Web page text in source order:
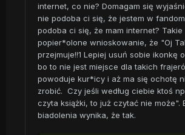
internet, co nie? Domagam się
nie podoba ci się, że jestem w
podoba ci się, że mam internet? Takie
popier*olone wnioskowanie, że "Oj
przejmuje!!1 Lepiej usuń sobie ikonkę
bo to nie jest miejsce dla takich
powoduje kur*icy i aż ma się ochotę
zrobić. Czy jeśli według ciebie ktoś
czyta książki, to już czytać nie może".
biadolenia wynika, że tak.